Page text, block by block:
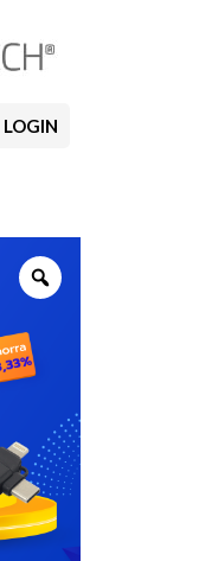
LOGIN